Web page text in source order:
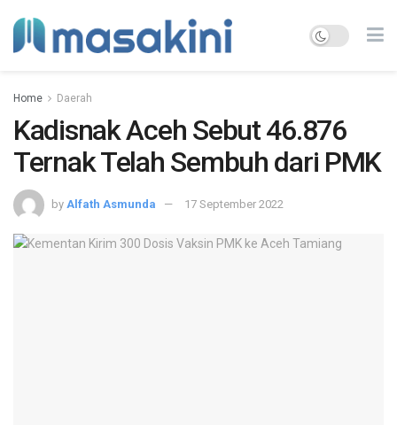
Home Daerah
Kadisnak Aceh Sebut 46.876
Ternak Telah Sembuh dari PMK
by Alfath Asmunda 17 September 2022